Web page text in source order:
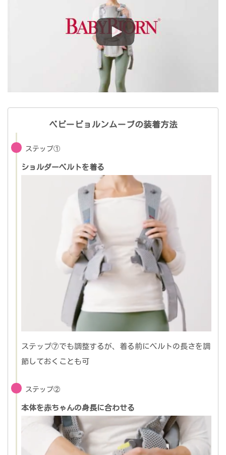
ベビービョルンムーブの装着方法
ステップ①
ショルダーベルトを着る
ステップ⑦でも調整するが、着る前にベルトの長さを調
節しておくことも可
ステップ②
本体を赤ちゃんの身長に合わせる